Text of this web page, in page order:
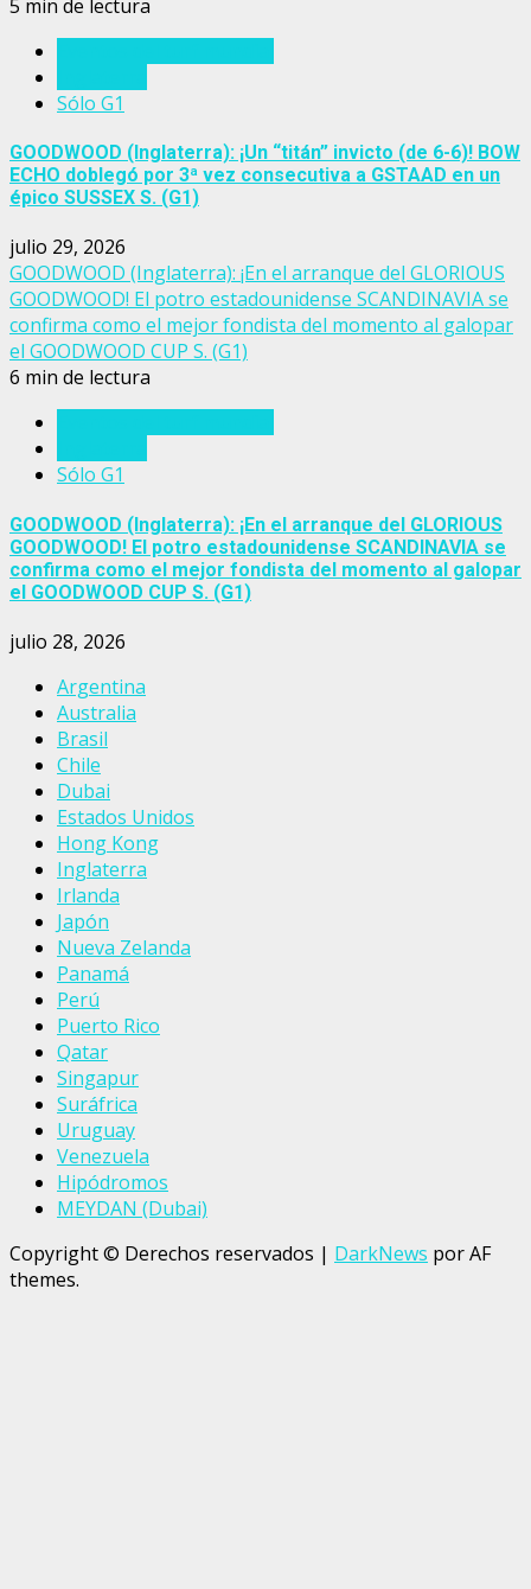
5 min de lectura
Sólo G1
GOODWOOD (Inglaterra): ¡Un “titán” invicto (de 6-6)! BOW
ECHO doblegó por 3ª vez consecutiva a GSTAAD en un
épico SUSSEX S. (G1)
julio 29, 2026
GOODWOOD (Inglaterra): ¡En el arranque del GLORIOUS
GOODWOOD! El potro estadounidense SCANDINAVIA se
confirma como el mejor fondista del momento al galopar
el GOODWOOD CUP S. (G1)
6 min de lectura
Sólo G1
GOODWOOD (Inglaterra): ¡En el arranque del GLORIOUS
GOODWOOD! El potro estadounidense SCANDINAVIA se
confirma como el mejor fondista del momento al galopar
el GOODWOOD CUP S. (G1)
julio 28, 2026
Argentina
Australia
Brasil
Chile
Dubai
Estados Unidos
Hong Kong
Inglaterra
Irlanda
Japón
Nueva Zelanda
Panamá
Perú
Puerto Rico
Qatar
Singapur
Suráfrica
Uruguay
Venezuela
Hipódromos
MEYDAN (Dubai)
Copyright © Derechos reservados | DarkNews por AF
themes.